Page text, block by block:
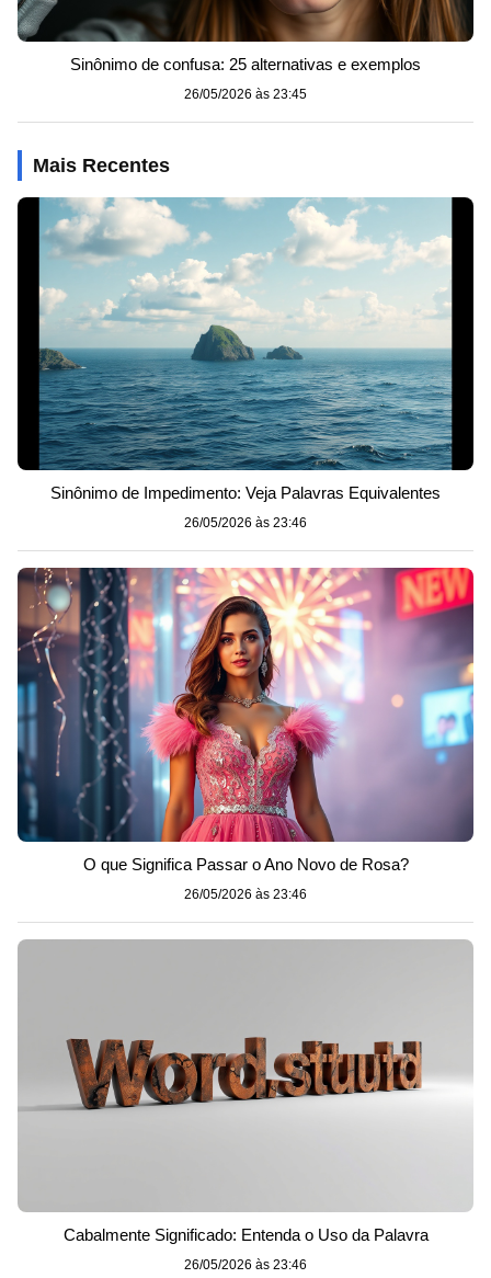
Sinônimo de confusa: 25 alternativas e exemplos
26/05/2026 às 23:45
Mais Recentes
Sinônimo de Impedimento: Veja Palavras Equivalentes
26/05/2026 às 23:46
O que Significa Passar o Ano Novo de Rosa?
26/05/2026 às 23:46
Cabalmente Significado: Entenda o Uso da Palavra
26/05/2026 às 23:46